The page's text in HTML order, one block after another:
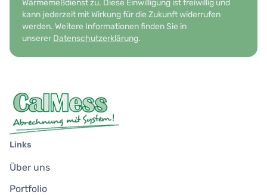
Wärmemeßdienst zu. Diese Einwilligung ist freiwillig und
kann jederzeit mit Wirkung für die Zukunft widerrufen
werden. Weitere Informationen finden Sie in
unserer Datenschutzerklärung.
Links
Über uns
Portfolio